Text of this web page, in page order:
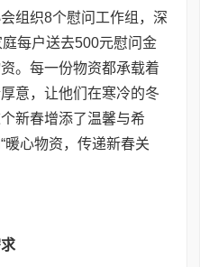
组织8个慰问工作组，深
每户送去500元慰问金
。每一份物资都承载着
意，让他们在寒冷的冬
新春增添了温馨与希
暖心物资，传递新春关